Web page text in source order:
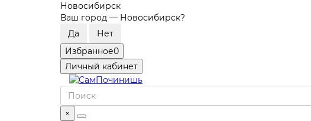
Новосибирск
Ваш город — Новосибирск?
Избранное0
Личный кабинет
×